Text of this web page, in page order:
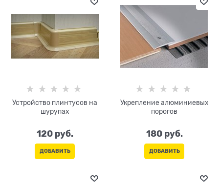
Устройство плинтусов на
шурупах
120 руб.
ДОБАВИТЬ
Укрепление алюминиевых
порогов
180 руб.
ДОБАВИТЬ